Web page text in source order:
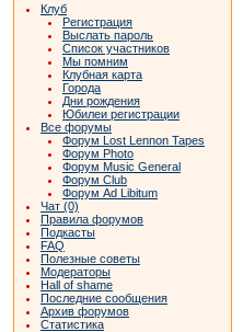
Клуб
Регистрация
Выслать пароль
Список участников
Мы помним
Клубная карта
Города
Дни рождения
Юбилеи регистрации
Все форумы
Форум Lost Lennon Tapes
Форум Photo
Форум Music General
Форум Club
Форум Ad Libitum
Чат (0)
Правила форумов
Подкасты
FAQ
Полезные советы
Модераторы
Hall of shame
Последние сообщения
Архив форумов
Статистика